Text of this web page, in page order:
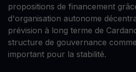
propositions de financement
d'organisation autonome
prévision à long terme de
structure de gouvernance
important pour la stabilité.